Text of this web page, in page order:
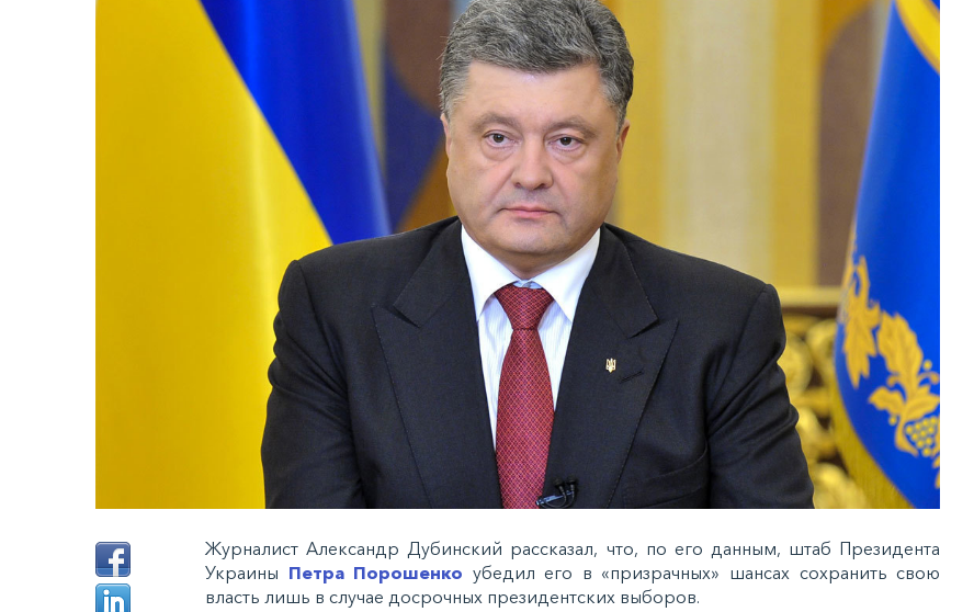
Журналист Александр Дубинский рассказал, что, по его данным, штаб Президента
Украины Петра Порошенко убедил его в «призрачных» шансах сохранить свою
власть лишь в случае досрочных президентских выборов.